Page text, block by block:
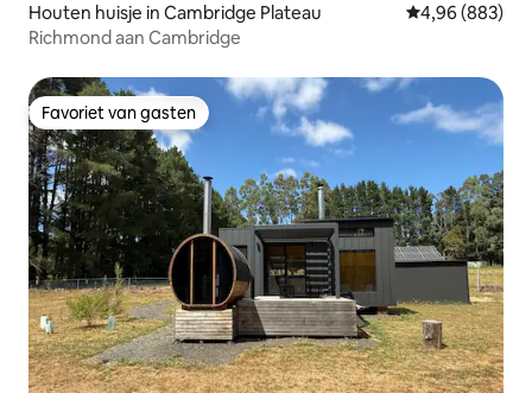
Houten huisje in Cambridge Plateau Gemiddelde
4,96 (883)
Richmond aan Cambridge
Favoriet van gasten
Favoriet van gasten